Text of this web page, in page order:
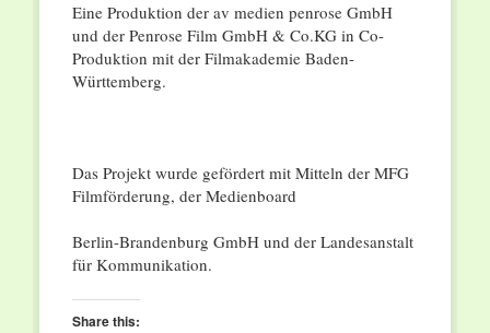
Eine Produktion der av medien penrose GmbH
und der Penrose Film GmbH & Co.KG in Co-
Produktion mit der Filmakademie Baden-
Württemberg.
Das Projekt wurde gefördert mit Mitteln der MFG
Filmförderung, der Medienboard
Berlin-Brandenburg GmbH und der Landesanstalt
für Kommunikation.
Share this: